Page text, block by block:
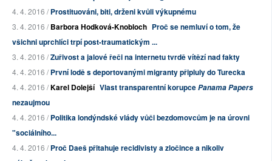
4. 4. 2016 /Prostituováni, biti, drženi kvůli výkupnému
3. 4. 2016 /Barbora Hodková-Knobloch Proč se nemluví o tom, že
všichni uprchlíci trpí post-traumatickým ...
3. 4. 2016 /Zuřivost a jalové řeči na internetu tvrdě vítězí nad fakty
4. 4. 2016 /První lodě s deportovanými migranty připluly do Turecka
4. 4. 2016 /Karel Dolejší Vlast transparentní korupcePanama Papers
nezaujmou
4. 4. 2016 /Politika londýndské vlády vůči bezdomovcům je na úrovni
"sociálního...
4. 4. 2016 /Proč Daeš přitahuje recidivisty a zločince a nikoliv